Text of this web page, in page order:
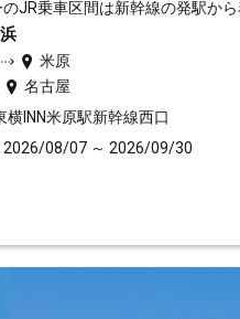
のJR乗車区間は新幹線の発駅か
米原
名古屋
横INN米原駅新幹線西口
2026/08/07 ～ 2026/09/30